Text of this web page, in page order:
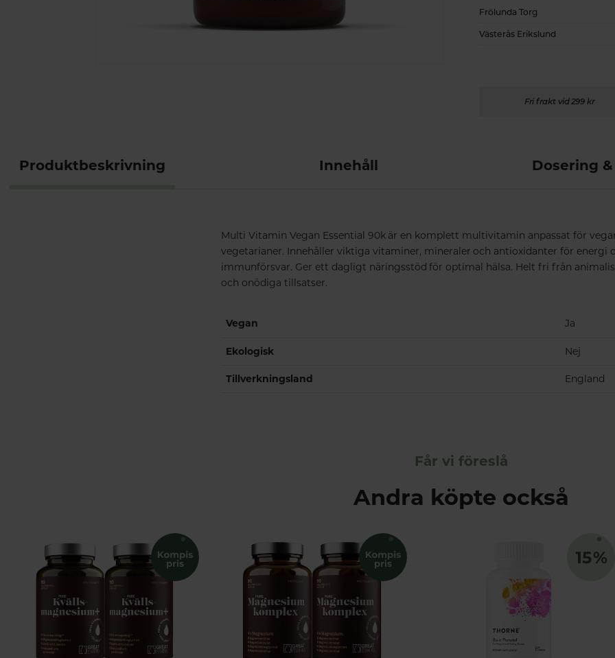
Frölunda Torg
Västerås Erikslund
Fri frakt vid 299 kr
Produktbeskrivning Innehåll Dosering
Multi Vitamin Vegan Essential 90k är en komplett multivitamin anpassat för
vegetarianer. Innehåller viktiga vitaminer, mineraler och antioxidanter för energi
immunförsvar. Ger ett dagligt näringsstöd för optimal hälsa. Helt fri från
och onödiga tillsatser.
Vegan Ja
Ekologisk Nej
Tillverkningsland England
Får vi föreslå
Andra köpte också